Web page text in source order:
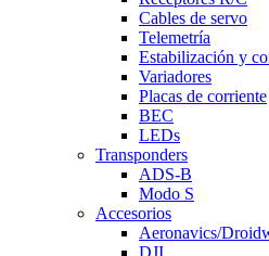
Cables de servo
Telemetría
Estabilización y
Variadores
Placas de corriente
BEC
LEDs
Transponders
ADS-B
Modo S
Accesorios
Aeronavics/
DJI